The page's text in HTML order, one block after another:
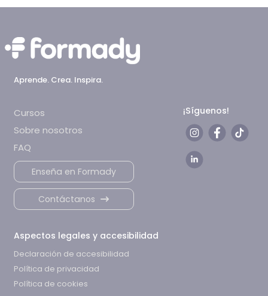
Aprende. Crea. Inspira.
Cursos
Sobre nosotros
FAQ
Enseña en Formady
Contáctanos
¡Síguenos!
Aspectos legales y accesibilidad
Declaración de accesibilidad
Política de privacidad
Política de cookies